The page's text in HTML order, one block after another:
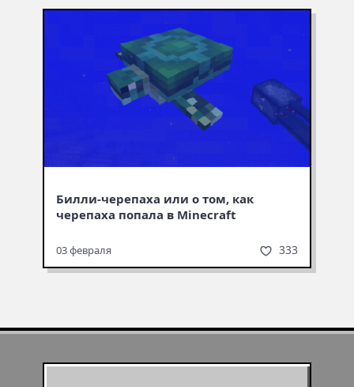
Билли-черепаха или о том, как
черепаха попала в Minecraft
03 февраля 333
муушрумом или мушрумом